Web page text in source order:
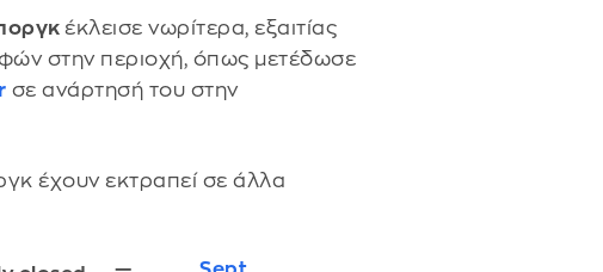
έκλεισε νωρίτερα, εξαιτίας
στην περιοχή, όπως μετέδωσε
σε ανάρτησή του στην
έχουν εκτραπεί σε άλλα